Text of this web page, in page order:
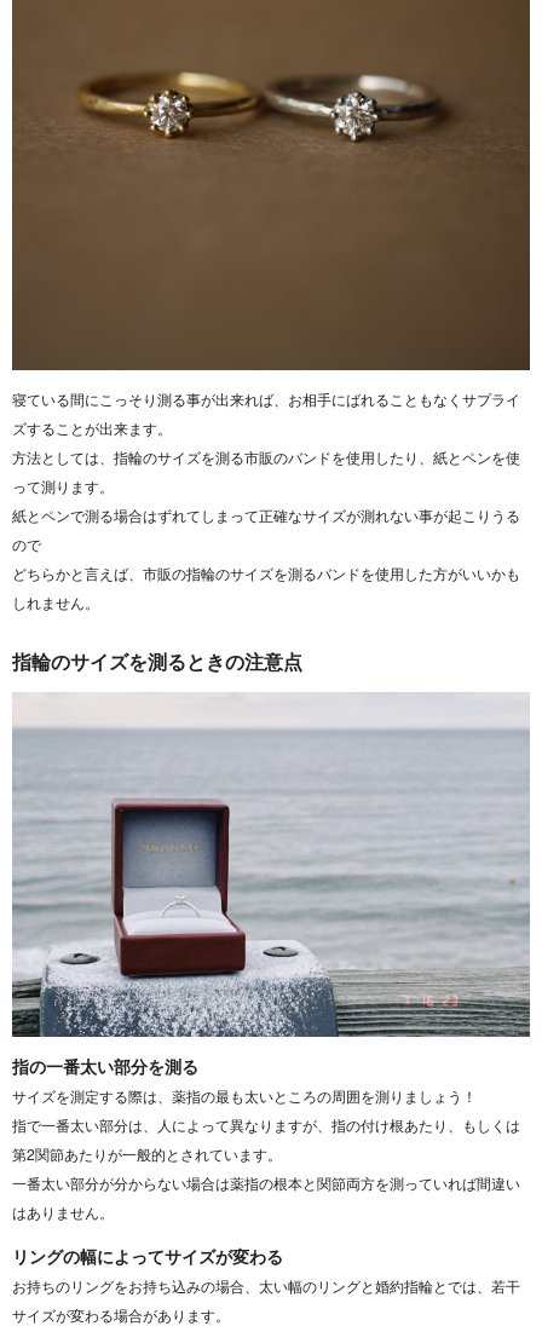
寝ている間にこっそり測る事が出来れば、お相手にばれることもなくサプライ
ズすることが出来ます。
方法としては、指輪のサイズを測る市販のバンドを使用したり、紙とペンを使
って測ります。
紙とペンで測る場合はずれてしまって正確なサイズが測れない事が起こりうる
ので
どちらかと言えば、市販の指輪のサイズを測るバンドを使用した方がいいかも
しれません。
指輪のサイズを測るときの注意点
指の一番太い部分を測る
サイズを測定する際は、薬指の最も太いところの周囲を測りましょう！
指で一番太い部分は、人によって異なりますが、指の付け根あたり、もしくは
第2関節あたりが一般的とされています。
一番太い部分が分からない場合は薬指の根本と関節両方を測っていれば間違い
はありません。
リングの幅によってサイズが変わる
お持ちのリングをお持ち込みの場合、太い幅のリングと婚約指輪とでは、若干
サイズが変わる場合があります。